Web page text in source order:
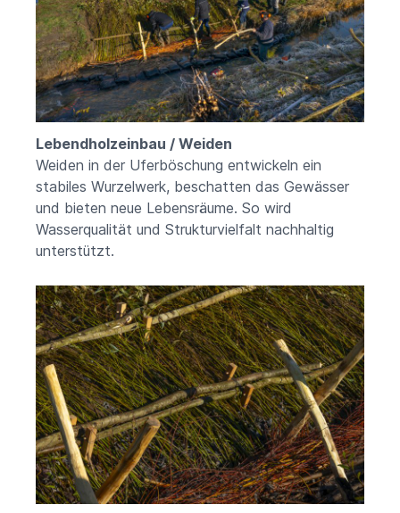
Lebendholzeinbau / Weiden
Weiden in der Uferböschung entwickeln ein
stabiles Wurzelwerk, beschatten das Gewässer
und bieten neue Lebensräume. So wird
Wasserqualität und Strukturvielfalt nachhaltig
unterstützt.